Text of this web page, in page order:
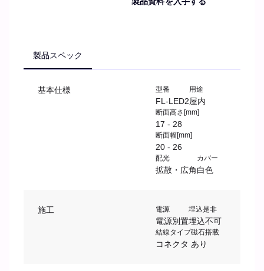
製品スペック
基本仕様 型番
FL-LED2
用途
屋内
断面高さ[mm]
17 - 28
断面幅[mm]
20 - 26
配光
拡散・広角
カバー
白色
施工 電源
電源別置
埋込是非
埋込不可
結線タイプ
コネクタ
磁石搭載
あり